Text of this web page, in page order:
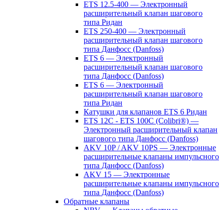
ETS 12.5-400 — Электронный
расширительный клапан шагового
типа Ридан
ETS 250-400 — Электронный
расширительный клапан шагового
типа Данфосс (Danfoss)
ETS 6 — Электронный
расширительный клапан шагового
типа Данфосс (Danfoss)
ETS 6 — Электронный
расширительный клапан шагового
типа Ридан
Катушки для клапанов ETS 6 Ридан
ETS 12C - ETS 100C (Colibri®) —
Электронный расширительный клапан
шагового типа Данфосс (Danfoss)
AKV 10P / AKV 10PS — Электронные
расширительные клапаны импульсного
типа Данфосс (Danfoss)
AKV 15 — Электронные
расширительные клапаны импульсного
типа Данфосс (Danfoss)
Обратные клапаны